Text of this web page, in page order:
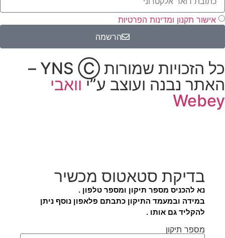
אישור תקנון ומדינות הפרטיות
הרשמה
כל הזכויות שמורות YNS Ⓒ –
האתר נבנה ועוצב ע”יוואבי
Webey
בדיקת סטאטוס מכשיר
נא להכניס מספר תיקון ומספר טלפון .
במידה ובמעמד התיקון כתבתם פלאפון נוסף ניתן
להקליד גם אותו .
מספר תיקון